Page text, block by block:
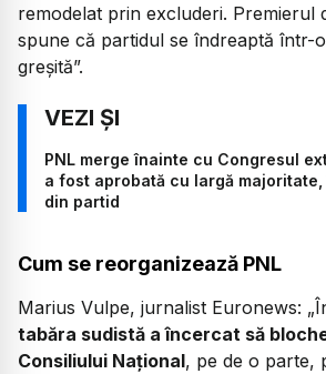
remodelat prin excluderi. Premierul
spune că partidul se îndreaptă într-
greșită”.
PNL merge înainte cu Congresul
a fost aprobată cu largă
din partid
Cum se reorganizează PNL
Marius Vulpe, jurnalist Euronews:
tabăra sudistă a încercat să
Consiliului Național, pe de o parte,